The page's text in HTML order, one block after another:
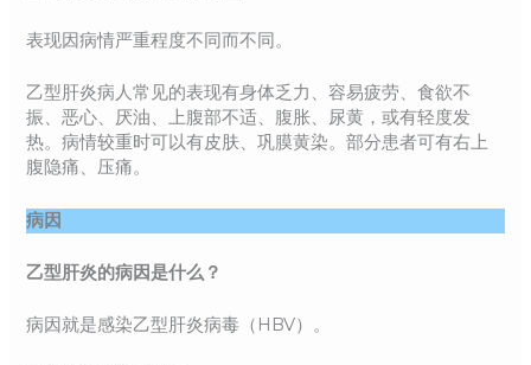
表现因病情严重程度不同而不同。
乙型肝炎病人常见的表现有身体乏力、容易疲劳、食欲不
振、恶心、厌油、上腹部不适、腹胀、尿黄，或有轻度发
热。病情较重时可以有皮肤、巩膜黄染。部分患者可有右上
腹隐痛、压痛。
病因
乙型肝炎的病因是什么？
病因就是感染乙型肝炎病毒（HBV）。